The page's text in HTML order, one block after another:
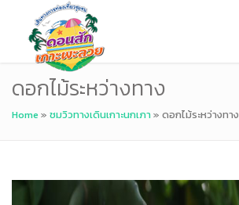
ดอกไม้ระหว่างทาง
Home » ชมวิวทางเดินเกาะนกเภา» ดอกไม้ระหว่างทาง